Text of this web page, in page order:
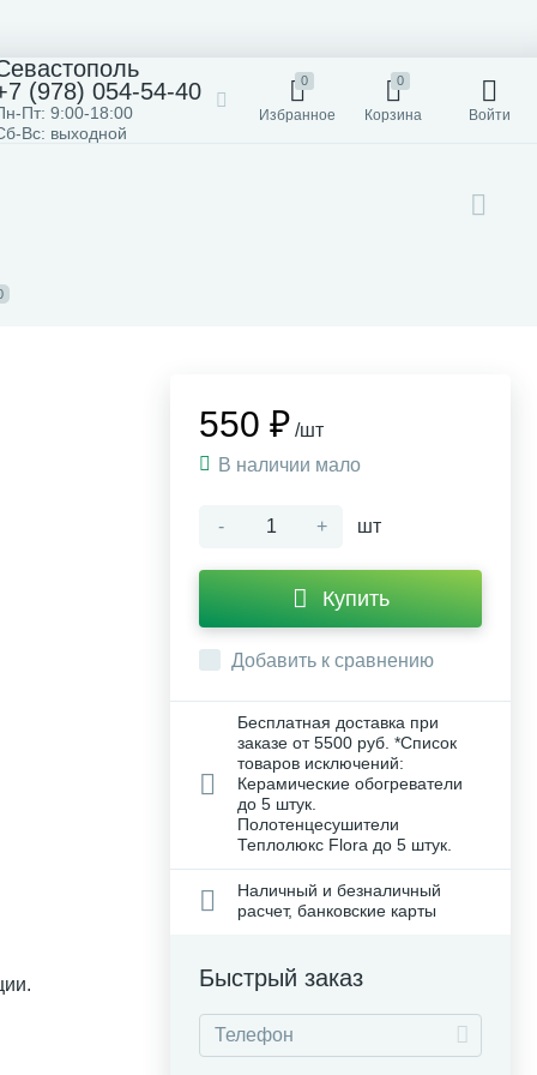
(978) 054-54-40
Пт: 9:00-18:00
Вс: выходной
0
Избранное
0
Корзина Войти
550 ₽ /шт
В наличии мало
- + шт
Купить
Добавить к сравнению
Бесплатная доставка при
заказе от 5500 руб. *Список
товаров исключений:
Керамические обогреватели
до 5 штук.
Полотенцесушители
Теплолюкс Flora до 5 штук.
Наличный и безналичный
расчет, банковские карты
Быстрый заказ